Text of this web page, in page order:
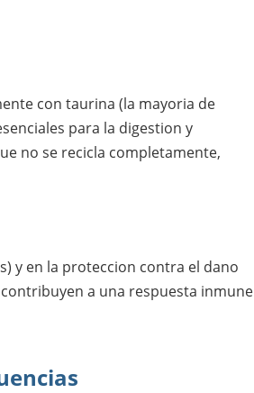
con taurina (la mayoria de
para la digestion y
no se recicla completamente,
y en la proteccion contra el dano
a una respuesta inmune